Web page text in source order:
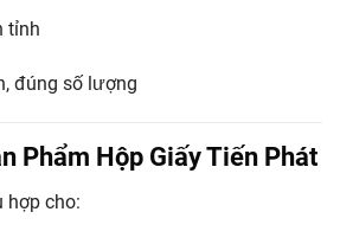
tỉnh
đúng số lượng
Phẩm Hộp Giấy Tiến Phát
hợp cho: